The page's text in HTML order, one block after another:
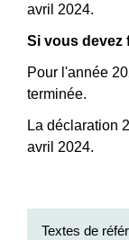
avril 2024.
Si vous devez
Pour l'année
terminée.
La déclaration
avril 2024.
Textes de